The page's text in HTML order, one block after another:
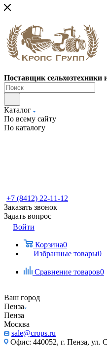
Поставщик
Каталог
По всему сайту
По каталогу
+7 (8412) 22-11-12
Заказать звонок
Задать вопрос
Войти
Корзина0
Избранные товары0
Сравнение товаров0
Ваш город
Пенза
Пенза
Москва
sale@crops.ru
Офис: 440052, г. Пенза, ул.